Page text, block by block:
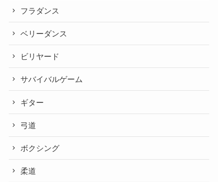
フラダンス
ベリーダンス
ビリヤード
サバイバルゲーム
ギター
弓道
ボクシング
柔道